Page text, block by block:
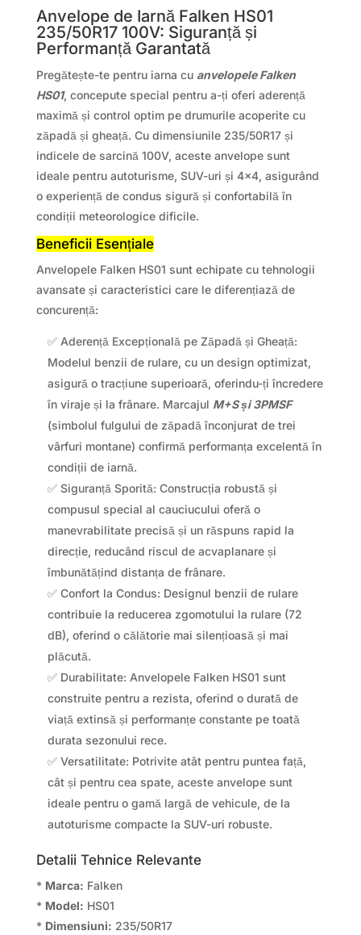
Anvelope de Iarnă Falken HS01
235/50R17 100V: Siguranță și
Performanță Garantată
Pregătește-te pentru iarna cu anvelopele Falken
HS01, concepute special pentru a-ți oferi aderență
maximă și control optim pe drumurile acoperite cu
zăpadă și gheață. Cu dimensiunile 235/50R17 și
indicele de sarcină 100V, aceste anvelope sunt
ideale pentru autoturisme, SUV-uri și 4×4, asigurând
o experiență de condus sigură și confortabilă în
condiții meteorologice dificile.
Beneficii Esențiale
Anvelopele Falken HS01 sunt echipate cu tehnologii
avansate și caracteristici care le diferențiază de
concurență:
✅ Aderență Excepțională pe Zăpadă și Gheață:
Modelul benzii de rulare, cu un design optimizat,
asigură o tracțiune superioară, oferindu-ți încredere
în viraje și la frânare. Marcajul M+S și 3PMSF
(simbolul fulgului de zăpadă înconjurat de trei
vârfuri montane) confirmă performanța excelentă în
condiții de iarnă.
✅ Siguranță Sporită: Construcția robustă și
compusul special al cauciucului oferă o
manevrabilitate precisă și un răspuns rapid la
direcție, reducând riscul de acvaplanare și
îmbunătățind distanța de frânare.
✅ Confort la Condus: Designul benzii de rulare
contribuie la reducerea zgomotului la rulare (72
dB), oferind o călătorie mai silențioasă și mai
plăcută.
✅ Durabilitate: Anvelopele Falken HS01 sunt
construite pentru a rezista, oferind o durată de
viață extinsă și performanțe constante pe toată
durata sezonului rece.
✅ Versatilitate: Potrivite atât pentru puntea față,
cât și pentru cea spate, aceste anvelope sunt
ideale pentru o gamă largă de vehicule, de la
autoturisme compacte la SUV-uri robuste.
Detalii Tehnice Relevante
* Marca: Falken
* Model: HS01
* Dimensiuni: 235/50R17